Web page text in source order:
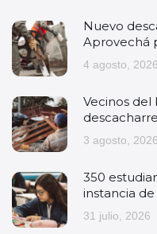
Nuevo
Aprovechá
4 agosto, 2026
Vecinos del
3 agosto, 2026
350
instancia
31 julio, 2026